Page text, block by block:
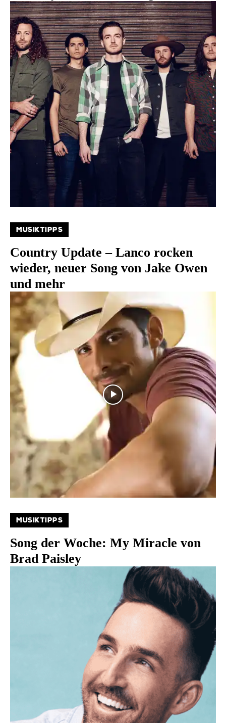
MUSIKTIPPS
Country Update – Lanco rocken
wieder, neuer Song von Jake Owen
und mehr
MUSIKTIPPS
Song der Woche: My Miracle von
Brad Paisley